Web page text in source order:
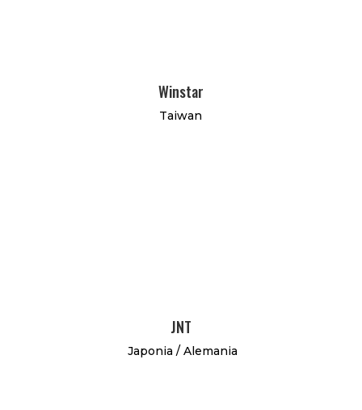
Winstar
Taiwan
JNT
Japonia / Alemania